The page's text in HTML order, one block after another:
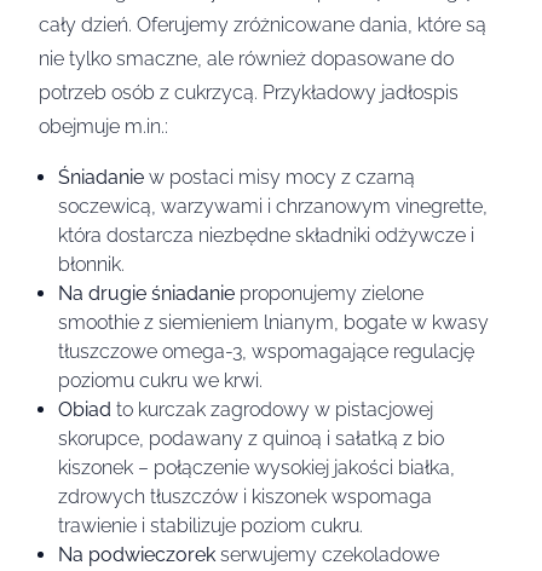
cały dzień. Oferujemy zróżnicowane dania, które są
nie tylko smaczne, ale również dopasowane do
potrzeb osób z cukrzycą. Przykładowy jadłospis
obejmuje m.in.:
Śniadanie w postaci misy mocy z czarną
soczewicą, warzywami i chrzanowym vinegrette,
która dostarcza niezbędne składniki odżywcze i
błonnik.
Na drugie śniadanie proponujemy zielone
smoothie z siemieniem lnianym, bogate w kwasy
tłuszczowe omega-3, wspomagające regulację
poziomu cukru we krwi.
Obiad to kurczak zagrodowy w pistacjowej
skorupce, podawany z quinoą i sałatką z bio
kiszonek – połączenie wysokiej jakości białka,
zdrowych tłuszczów i kiszonek wspomaga
trawienie i stabilizuje poziom cukru.
Na podwieczorek serwujemy czekoladowe